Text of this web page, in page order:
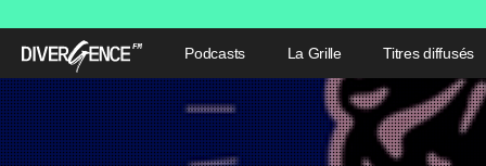
Podcasts La Grille Titres diffusés